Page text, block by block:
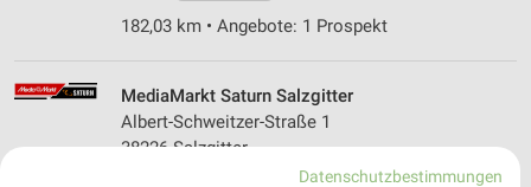
182,03 km • Angebote: 1 Prospekt
❯
MediaMarkt Saturn Salzgitter
Albert-Schweitzer-Straße 1
38226 Salzgitter
Datenschutzbestimmungen